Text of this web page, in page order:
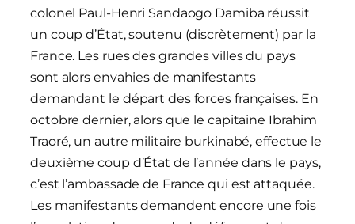
colonel Paul-Henri Sandaogo Damiba réussit
un coup d’État, soutenu (discrètement) par la
France. Les rues des grandes villes du pays
sont alors envahies de manifestants
demandant le départ des forces françaises. En
octobre dernier, alors que le capitaine Ibrahim
Traoré, un autre militaire burkinabé, effectue le
deuxième coup d’État de l’année dans le pays,
c’est l’ambassade de France qui est attaquée.
Les manifestants demandent encore une fois